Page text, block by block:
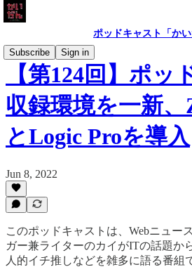
ポッドキャスト「かい
Subscribe
Sign in
【第124回】ポッ
収録環境を一新
とLogic Proを導入
Jun 8, 2022
このポッドキャストは、Webニュー
ガー兼ライターのカイがITの話題か
人的イチ推しなどを雑多に語る番組